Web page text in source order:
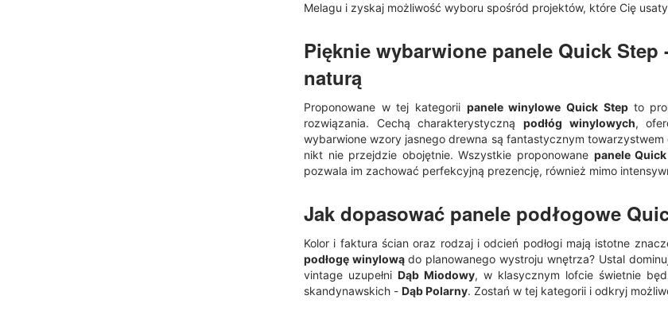
Melagu i zyskaj możliwość wyboru spośród projektów, które Cię
Pięknie wybarwione panele Quick Step
naturą
Proponowane w tej kategorii panele winylowe Quick Step to
rozwiązania. Cechą charakterystyczną podłóg winylowych,
wybarwione wzory jasnego drewna są fantastycznym
nikt nie przejdzie obojętnie. Wszystkie proponowane panele
pozwala im zachować perfekcyjną prezencję, również mimo
Jak dopasować panele podłogowe
Kolor i faktura ścian oraz rodzaj i odcień podłogi mają istotne
podłogę winylową do planowanego wystroju wnętrza? Ustal
vintage uzupełni Dąb Miodowy, w klasycznym lofcie świetnie
skandynawskich - Dąb Polarny. Zostań w tej kategorii i odkryj